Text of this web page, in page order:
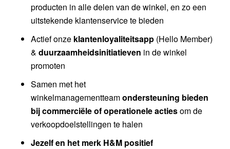
producten in alle delen van de winkel, en zo een
uitstekende klantenservice te bieden
Actief onze klantenloyaliteitsapp (Hello Member)
& duurzaamheidsinitiatieven in de winkel
promoten
Samen met het
winkelmanagementteamondersteuning bieden
bij commerciële of operationele actiesom de
verkoopdoelstellingen te halen
Jezelf en het merk H&M positief